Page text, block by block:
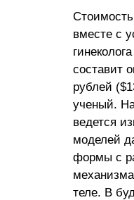
Стоимость
вместе с
составит
рублей
ученый.
ведется
моделей
формы с
теле. В